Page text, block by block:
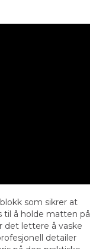
som sikrer at
til å holde matten på
det lettere å vaske
detailer